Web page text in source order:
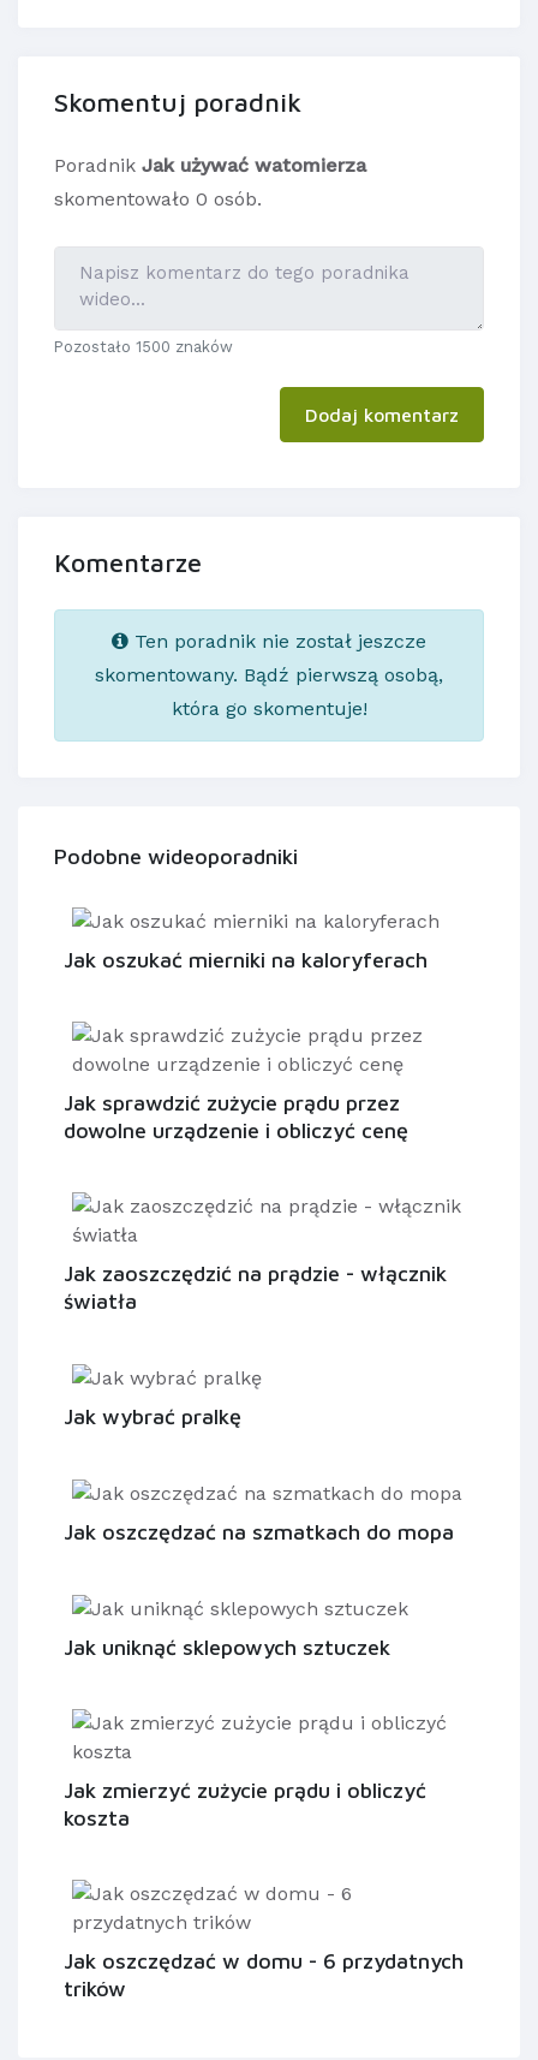
Skomentuj poradnik
Poradnik Jak używać watomierza
skomentowało 0 osób.
Pozostało 1500 znaków
Dodaj komentarz
Komentarze
Ten poradnik nie został jeszcze
skomentowany. Bądź pierwszą osobą,
która go skomentuje!
Podobne wideoporadniki
Jak oszukać mierniki na kaloryferach
Jak sprawdzić zużycie prądu przez
dowolne urządzenie i obliczyć cenę
Jak zaoszczędzić na prądzie - włącznik
światła
Jak wybrać pralkę
Jak oszczędzać na szmatkach do mopa
Jak uniknąć sklepowych sztuczek
Jak zmierzyć zużycie prądu i obliczyć
koszta
Jak oszczędzać w domu - 6 przydatnych
trików